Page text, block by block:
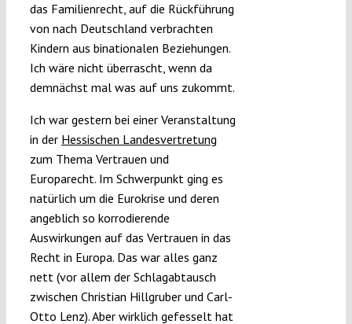
das Familienrecht, auf die Rückführung
von nach Deutschland verbrachten
Kindern aus binationalen Beziehungen.
Ich wäre nicht überrascht, wenn da
demnächst mal was auf uns zukommt.
Ich war gestern bei einer Veranstaltung
in der Hessischen Landesvertretung
zum Thema Vertrauen und
Europarecht. Im Schwerpunkt ging es
natürlich um die Eurokrise und deren
angeblich so korrodierende
Auswirkungen auf das Vertrauen in das
Recht in Europa. Das war alles ganz
nett (vor allem der Schlagabtausch
zwischen Christian Hillgruber und Carl-
Otto Lenz). Aber wirklich gefesselt hat